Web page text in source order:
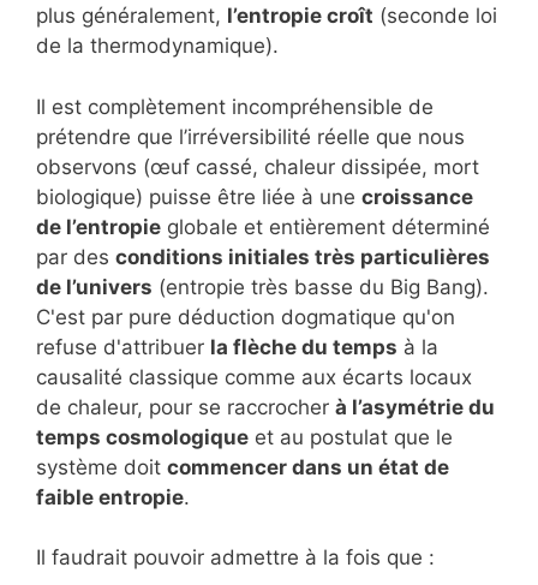
plus généralement, l’entropie croît (seconde loi
de la thermodynamique).
Il est complètement incompréhensible de
prétendre que l’irréversibilité réelle que nous
observons (œuf cassé, chaleur dissipée, mort
biologique) puisse être liée à une croissance
de l’entropie globale et entièrement déterminé
par des conditions initiales très particulières
de l’univers (entropie très basse du Big Bang).
C'est par pure déduction dogmatique qu'on
refuse d'attribuer la flèche du temps à la
causalité classique comme aux écarts locaux
de chaleur, pour se raccrocher à l’asymétrie du
temps cosmologique et au postulat que le
système doit commencer dans un état de
faible entropie.
Il faudrait pouvoir admettre à la fois que :